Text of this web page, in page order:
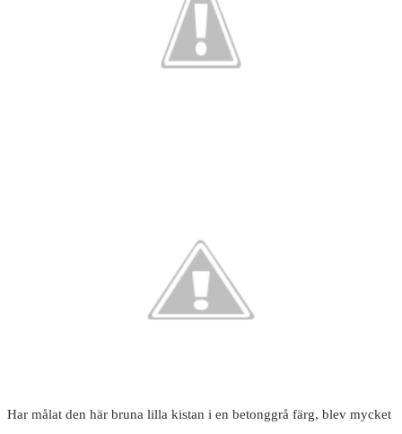
Har målat den här bruna lilla kistan i en betonggrå färg, blev mycket